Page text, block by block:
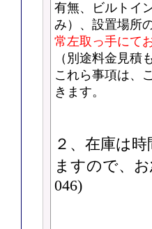
有無、ビルトイ
み）、設置場所
常左取っ手にて
（別途料金見積
これら事項は、
きます。
２、在庫は
ますので、
046)